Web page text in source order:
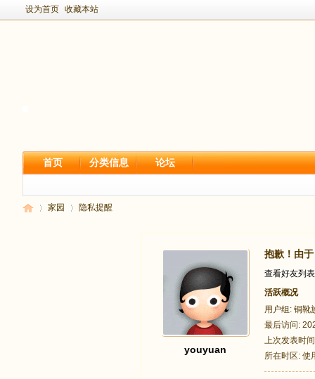
设为首页 收藏本站
首页 分类信息 论坛
家园 隐私提醒
youyuan
抱歉！由
查看好友列表
活跃概况
用户组: 铜靴
最后访问:
上次发表时
所在时区: 使